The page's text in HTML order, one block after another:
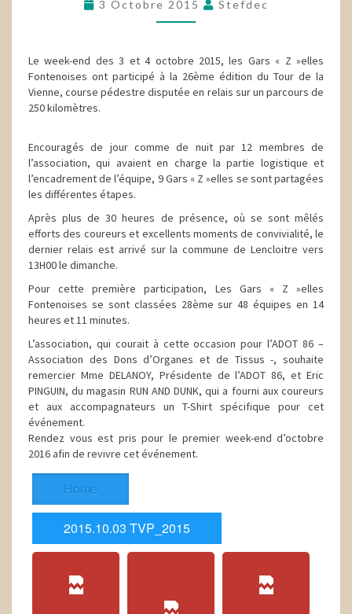
3 Octobre 2015 Stefdec
Le week-end des 3 et 4 octobre 2015, les Gars « Z »elles
Fontenoises ont participé à la 26ème édition du Tour de la
Vienne, course pédestre disputée en relais sur un parcours de
250 kilomètres.
Encouragés de jour comme de nuit par 12 membres de
l’association, qui avaient en charge la partie logistique et
l’encadrement de l’équipe, 9 Gars « Z »elles se sont partagées
les différentes étapes.
Après plus de 30 heures de présence, où se sont mêlés
efforts des coureurs et excellents moments de convivialité, le
dernier relais est arrivé sur la commune de Lencloitre vers
13H00 le dimanche.
Pour cette première participation, Les Gars « Z »elles
Fontenoises se sont classées 28ème sur 48 équipes en 14
heures et 11 minutes.
L’association, qui courait à cette occasion pour l’ADOT 86 –
Association des Dons d’Organes et de Tissus -, souhaite
remercier Mme DELANOY, Présidente de l’ADOT 86, et Eric
PINGUIN, du magasin RUN AND DUNK, qui a fourni aux coureurs
et aux accompagnateurs un T-Shirt spécifique pour cet
événement.
Rendez vous est pris pour le premier week-end d’octobre
2016 afin de revivre cet événement.
Home
2015.10.03 TVP_2015